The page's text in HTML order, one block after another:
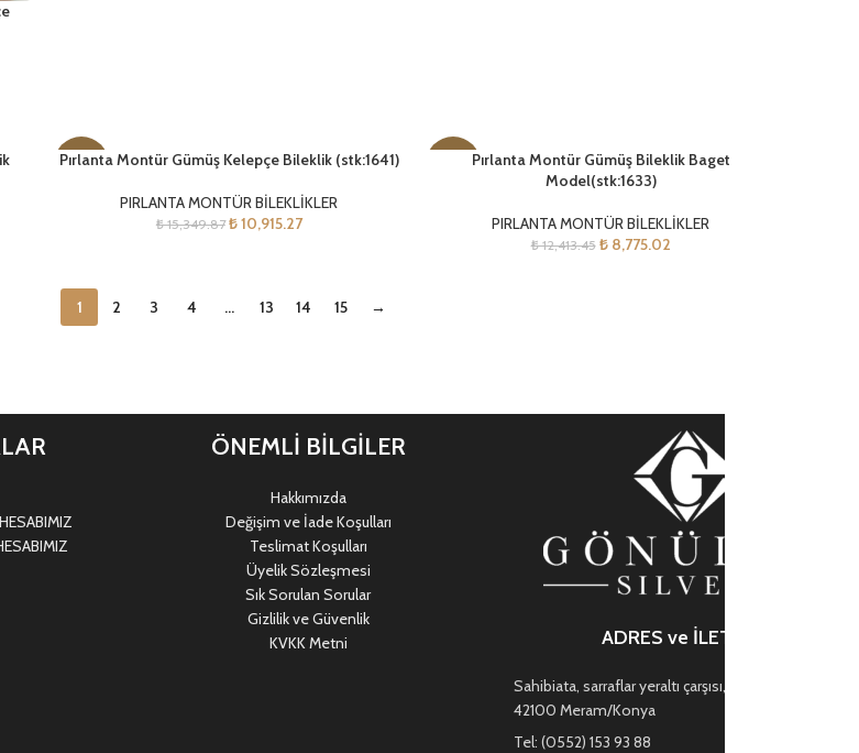
-29%
Pırlanta Montür Gümüş Kelepçe Bileklik (stk:1641)
PIRLANTA MONTÜR BİLEKLİKLER
₺15,349.87 ₺10,915.27
Pırlanta Montür Gümüş Bileklik Baget
Model(stk:1633)
PIRLANTA MONTÜR BİLEKLİKLER
₺12,413.45 ₺8,775.02
1 2 3 4 … 13 14 15 →
ÖNEMLİ BİLGİLER
Hakkımızda
Değişim ve İade Koşulları
Teslimat Koşulları
Üyelik Sözleşmesi
Sık Sorulan Sorular
Gizlilik ve Güvenlik
KVKK Metni
ADRES ve İLETİŞİM
Sahibiata, sarraflar yeraltı çarşısı, Mevlana Cd. no:47,
42100 Meram/Konya
Tel: (0552) 153 93 88